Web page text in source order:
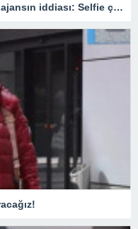
Jeff Thomas’ın şüpheli ölümünde ajansın iddiası: Selfie çekerken balkondan düştü – Son Dakika Magazin Haberleri